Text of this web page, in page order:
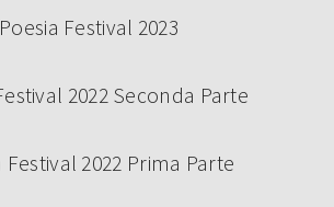
Poesia Festival 2023
2022 Seconda Parte
Festival 2022 Prima Parte